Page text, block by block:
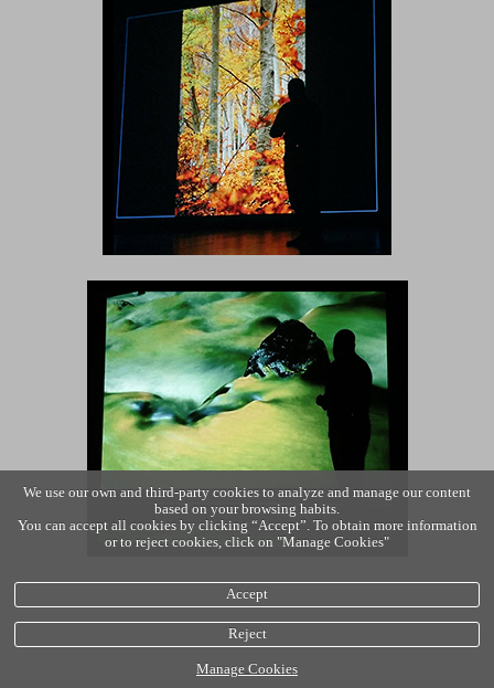
We use our own and third-party cookies to analyze and manage our content
based on your browsing habits.
You can accept all cookies by clicking “Accept”. To obtain more information
or to reject cookies, click on "Manage Cookies"
Accept
Reject
Manage Cookies